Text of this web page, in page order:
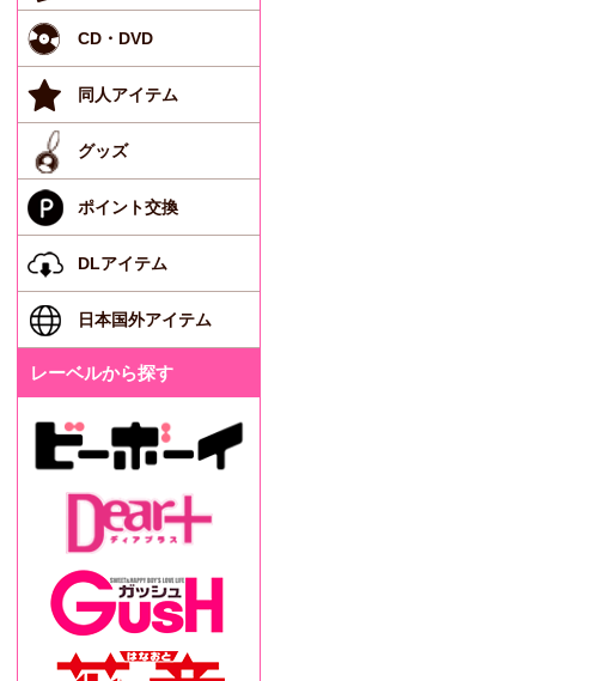
CD・DVD
同人アイテム
グッズ
ポイント交換
DLアイテム
日本国外アイテム
レーベルから探す